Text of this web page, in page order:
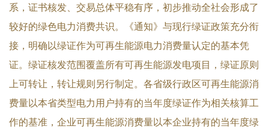
系，证书核发、交易总体平稳有序，初步推动全社会形成了
较好的绿色电力消费共识。《通知》与现行绿证政策充分衔
接，明确以绿证作为可再生能源电力消费量认定的基本凭
证。绿证核发范围覆盖所有可再生能源发电项目，绿证原则
上可转让，转让规则另行制定。各省级行政区可再生能源消
费量以本省类型电力用户持有的当年度绿证作为相关核算工
作的基准，企业可再生能源消费量以本企业持有的当年度绿